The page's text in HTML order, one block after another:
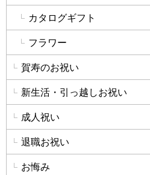
カタログギフト
フラワー
賀寿のお祝い
新生活・引っ越しお祝い
成人祝い
退職お祝い
お悔み